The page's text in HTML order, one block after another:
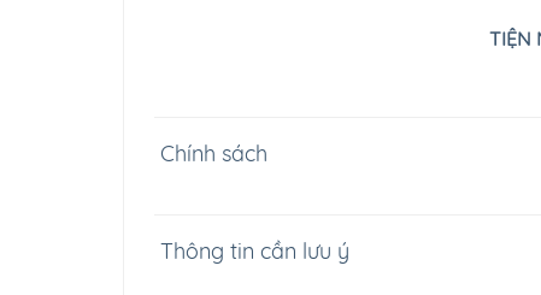
TIỆN
Chính sách
Thông tin cần lưu ý